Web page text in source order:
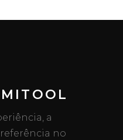
a
referência no